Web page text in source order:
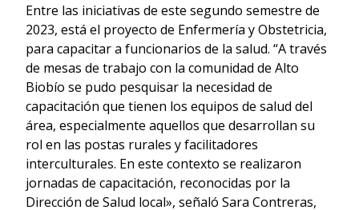
Entre las iniciativas de este segundo semestre de
2023, está el proyecto de Enfermería y Obstetricia,
para capacitar a funcionarios de la salud. “A través
de mesas de trabajo con la comunidad de Alto
Biobío se pudo pesquisar la necesidad de
capacitación que tienen los equipos de salud del
área, especialmente aquellos que desarrollan su
rol en las postas rurales y facilitadores
interculturales. En este contexto se realizaron
jornadas de capacitación, reconocidas por la
Dirección de Salud local», señaló Sara Contreras,